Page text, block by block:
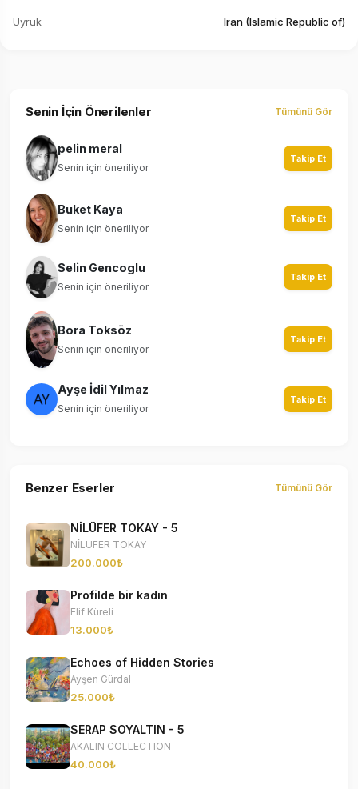
Uyruk Iran (Islamic Republic of)
Senin İçin Önerilenler Tümünü Gör
pelin meral
Senin için öneriliyor
Takip Et
Buket Kaya
Senin için öneriliyor
Takip Et
Selin Gencoglu
Senin için öneriliyor
Takip Et
Bora Toksöz
Senin için öneriliyor
Takip Et
Ayşe İdil Yılmaz
Senin için öneriliyor
Takip Et
Benzer Eserler Tümünü Gör
NİLÜFER TOKAY - 5
NİLÜFER TOKAY
200.000₺
Profilde bir kadın
Elif Küreli
13.000₺
Echoes of Hidden Stories
Ayşen Gürdal
25.000₺
SERAP SOYALTIN - 5
AKALIN COLLECTION
40.000₺